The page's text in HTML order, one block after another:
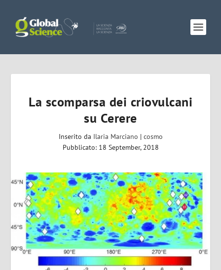
La scomparsa dei criovulcani
su Cerere
Inserito da Ilaria Marciano | cosmo
Pubblicato: 18 September, 2018